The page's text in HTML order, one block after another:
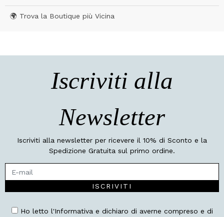
🌍 Trova la Boutique più Vicina
Iscriviti alla
Newsletter
Iscriviti alla newsletter per ricevere il 10% di Sconto e la
Spedizione Gratuita sul primo ordine.
ISCRIVITI
Ho letto l'Informativa e dichiaro di averne compreso e di